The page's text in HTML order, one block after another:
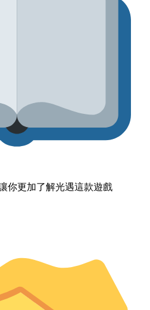
你更加了解光遇這款遊戲